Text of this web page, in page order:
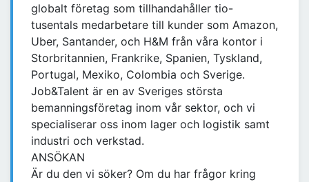
globalt företag som tillhandahåller tio-
tusentals medarbetare till kunder som Amazon,
Uber, Santander, och H&M från våra kontor i
Storbritannien, Frankrike, Spanien, Tyskland,
Portugal, Mexiko, Colombia och Sverige.
Job&Talent är en av Sveriges största
bemanningsföretag inom vår sektor, och vi
specialiserar oss inom lager och logistik samt
industri och verkstad.
ANSÖKAN
Är du den vi söker? Om du har frågor kring